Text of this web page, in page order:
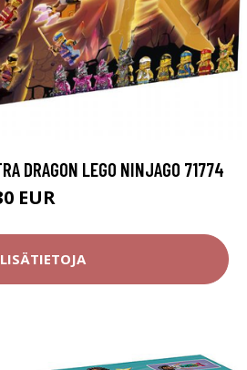
DRAGON LEGO NINJAGO 71774
EUR
LISÄTIETOJA